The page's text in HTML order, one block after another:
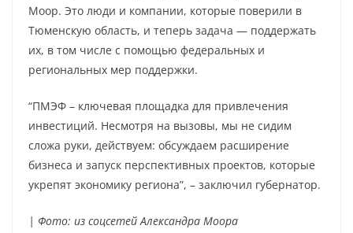
Моор. Это люди и компании, которые поверили в
Тюменскую область, и теперь задача — поддержать
их, в том числе с помощью федеральных и
региональных мер поддержки.
“ПМЭФ – ключевая площадка для привлечения
инвестиций. Несмотря на вызовы, мы не сидим
сложа руки, действуем: обсуждаем расширение
бизнеса и запуск перспективных проектов, которые
укрепят экономику региона”, – заключил губернатор.
| Фото: из соцсетей Александра Моора